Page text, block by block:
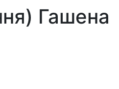
Гашена